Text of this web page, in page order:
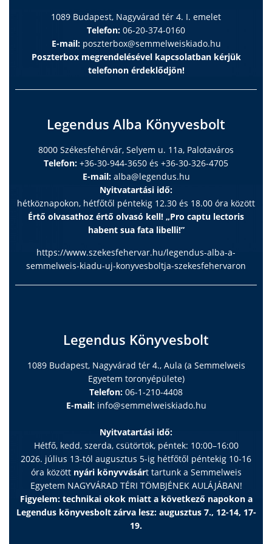
1089 Budapest, Nagyvárad tér 4. I. emelet
Telefon: 06-20-374-0160
E-mail: poszterbox@semmelweiskiado.hu
Poszterbox megrendelésével kapcsolatban kérjük
telefonon érdeklődjön!
Legendus Alba Könyvesbolt
8000 Székesfehérvár, Selyem u. 11a, Palotaváros
Telefon: +36-30-944-3650 és +36-30-326-4705
E-mail: alba@legendus.hu
Nyitvatartási idő:
hétköznapokon, hétfőtől péntekig 12.30 és 18.00 óra között
Értő olvasathoz értő olvasó kell! „Pro captu lectoris
habent sua fata libelli!”
https://www.szekesfehervar.hu/legendus-alba-a-
semmelweis-kiadu-uj-konyvesboltja-szekesfehervaron
Legendus Könyvesbolt
1089 Budapest, Nagyvárad tér 4., Aula (a Semmelweis
Egyetem toronyépülete)
Telefon: 06-1-210-4408
E-mail: info@semmelweiskiado.hu
Nyitvatartási idő:
Hétfő, kedd, szerda, csütörtök, péntek: 10:00–16:00
2026. július 13-tól augusztus 5-ig hétfőtől péntekig 10-16
óra között nyári könyvvásárt tartunk a Semmelweis
Egyetem NAGYVÁRAD TÉRI TÖMBJÉNEK AULÁJÁBAN!
Figyelem: technikai okok miatt a következő napokon a
Legendus könyvesbolt zárva lesz: augusztus 7., 12-14, 17-
19.